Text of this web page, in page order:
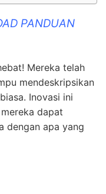
PANDUAN
Mereka telah
mendeskripsikan
Inovasi ini
dapat
dengan apa yang